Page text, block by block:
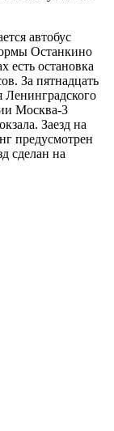
автобус
Останкино
есть остановка
За пятнадцать
Москва-3
Заезд на
предусмотрен
сделан на